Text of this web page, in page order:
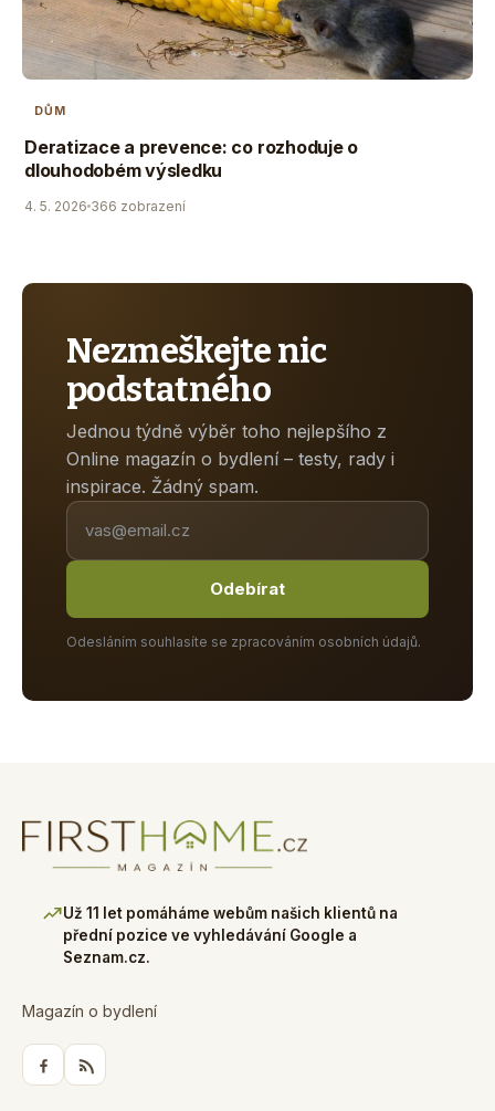
DŮM
Deratizace a prevence: co rozhoduje o
dlouhodobém výsledku
4. 5. 2026 366 zobrazení
Nezmeškejte nic
podstatného
Jednou týdně výběr toho nejlepšího z
Online magazín o bydlení – testy, rady i
inspirace. Žádný spam.
Odebírat
Odesláním souhlasíte se zpracováním osobních údajů.
Už 11 let pomáháme webům našich klientů na
přední pozice ve vyhledávání Google a
Seznam.cz.
Magazín o bydlení